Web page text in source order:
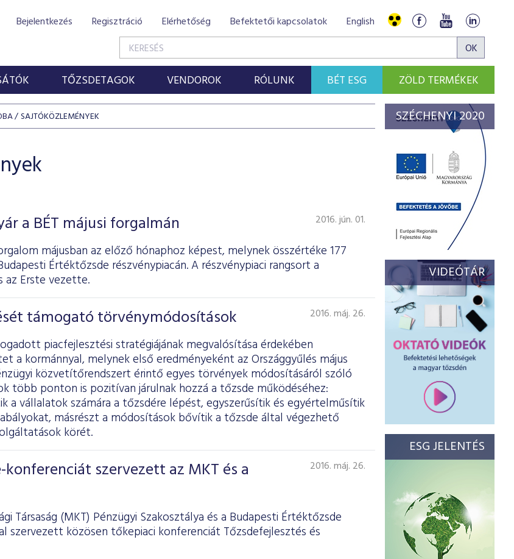
Bejelentkezés Regisztráció Elérhetőség Befektetői kapcsolatok English
TŐZSDETAGOK VENDOROK RÓLUNK BÉT ESG ZÖLD TERMÉKEK
SAJTÓKÖZLEMÉNYEK
a BÉT májusi forgalmán 2016. jún. 01.
májusban az előző hónaphoz képest, melynek összértéke 177
Értéktőzsde részvénypiacán. A részvénypiaci rangsort a
az Erste vezette.
támogató törvénymódosítások 2016. máj. 26.
piacfejlesztési stratégiájának megvalósítása érdekében
a kormánnyal, melynek első eredményeként az Országgyűlés május
közvetítőrendszert érintő egyes törvények módosításáról szóló
több ponton is pozitívan járulnak hozzá a tőzsde működéséhez:
a vállalatok számára a tőzsdére lépést, egyszerűsítik és egyértelműsítik
másrészt a módosítások bővítik a tőzsde által végezhető
körét.
szervezett az MKT és a
2016. máj. 26.
Társaság (MKT) Pénzügyi Szakosztálya és a Budapesti Értéktőzsde
szervezett közösen tőkepiaci konferenciát Tőzsdefejlesztés és
SZÉCHENYI 2020
VIDEÓTÁR
ESG JELENTÉS